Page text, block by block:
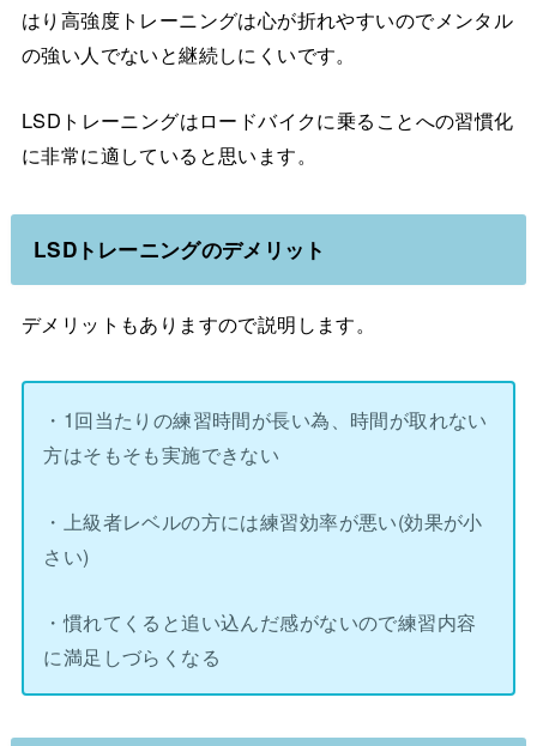
はり高強度トレーニングは心が折れやすいのでメンタル
の強い人でないと継続しにくいです。
LSDトレーニングはロードバイクに乗ることへの習慣化
に非常に適していると思います。
LSDトレーニングのデメリット
デメリットもありますので説明します。
・1回当たりの練習時間が長い為、時間が取れない
方はそもそも実施できない
・上級者レベルの方には練習効率が悪い(効果が小
さい)
・慣れてくると追い込んだ感がないので練習内容
に満足しづらくなる